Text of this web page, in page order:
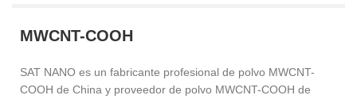
MWCNT-COOH
SAT NANO es un fabricante profesional de polvo MWCNT-
COOH de China y proveedor de polvo MWCNT-COOH de